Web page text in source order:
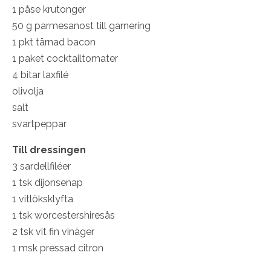
1 påse krutonger
50 g parmesanost till garnering
1 pkt tärnad bacon
1 paket cocktailtomater
4 bitar laxfilé
olivolja
salt
svartpeppar
Till dressingen
3 sardellfiléer
1 tsk dijonsenap
1 vitlöksklyfta
1 tsk worcestershiresås
2 tsk vit fin vinäger
1 msk pressad citron